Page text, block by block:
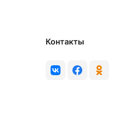
Контакты